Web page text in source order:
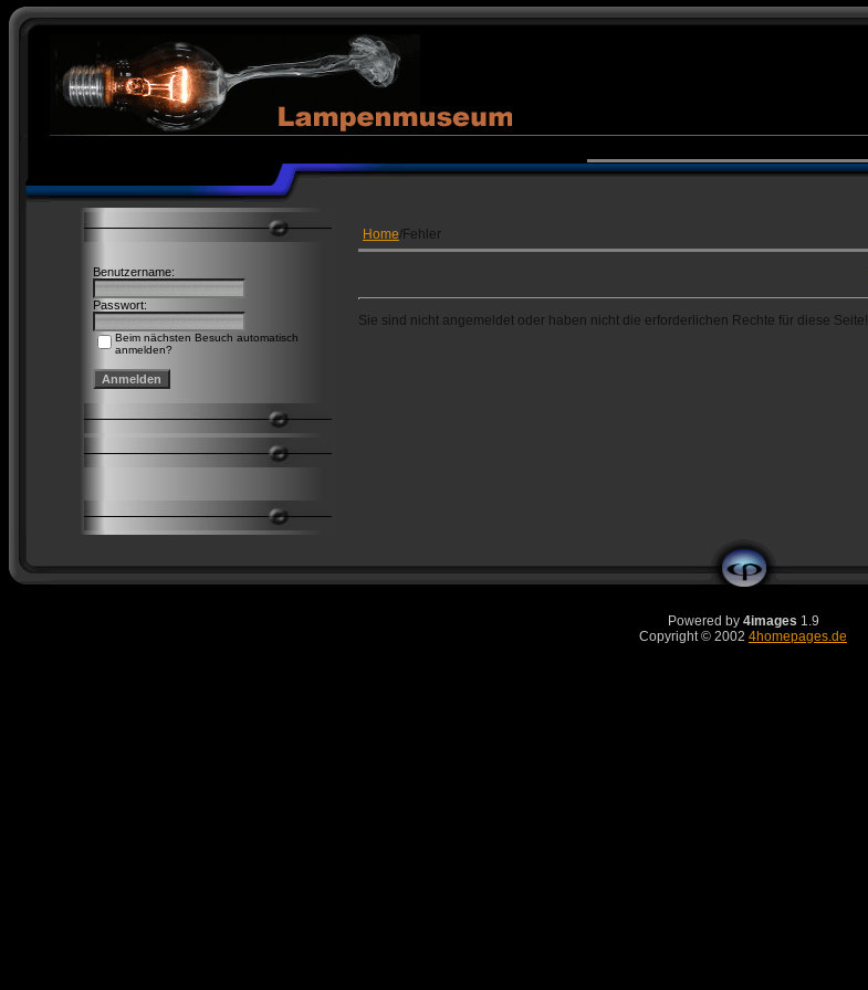
Benutzername:
Passwort:
Beim nächsten Besuch automatisch
anmelden?
Home/Fehler
Sie sind nicht angemeldet oder haben nicht die erforderlichen Rechte für diese Seite!
Powered by 4images 1.9
Copyright © 2002 4homepages.de